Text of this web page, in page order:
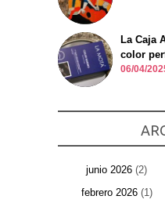
La Caja
color
06/04/
junio 2026 (2)
febrero 2026(1)